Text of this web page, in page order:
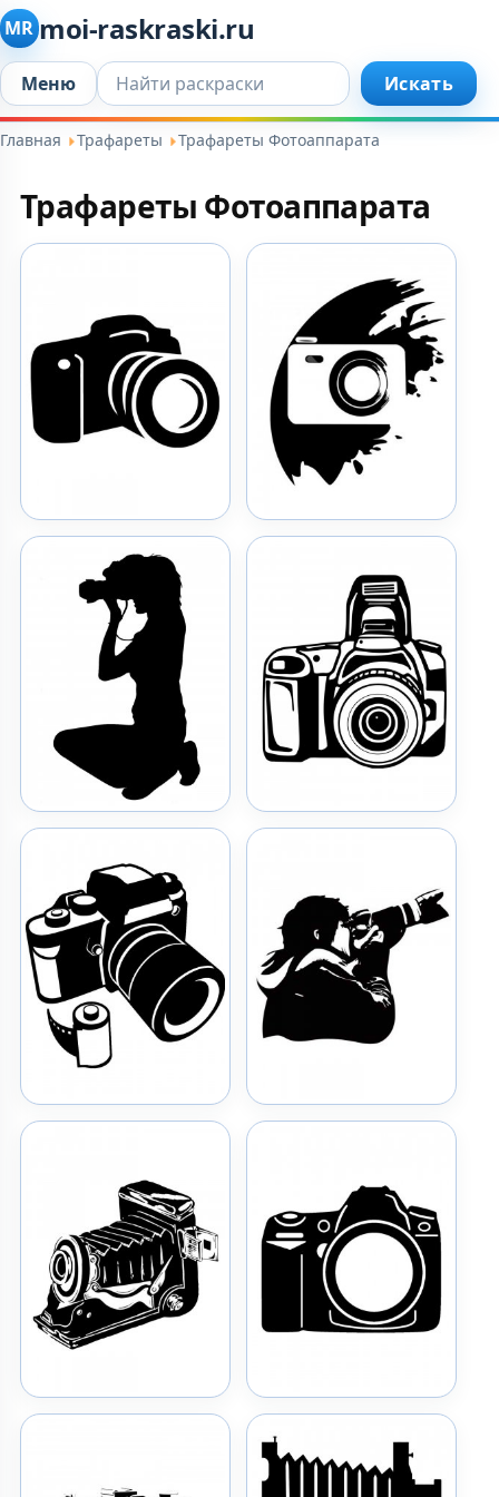
MR moi-raskraski.ru
Меню Искать... Искать
Главная Трафареты Трафареты Фотоаппарата
Трафареты Фотоаппарата